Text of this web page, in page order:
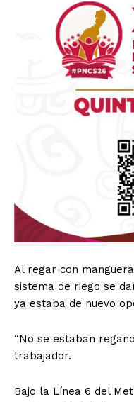
Al regar con
sistema de riego se
ya estaba de nuevo
“No se estaban
trabajador.
Bajo la Línea 6 del